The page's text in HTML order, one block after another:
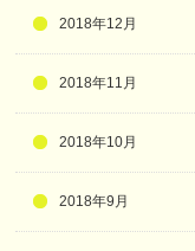
2018年12月
2018年11月
2018年10月
2018年9月